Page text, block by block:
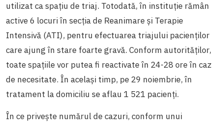
utilizat ca spațiu de triaj. Totodată, în instituție rămân
active 6 locuri în secția de Reanimare și Terapie
Intensivă (ATI), pentru efectuarea triajului pacienților
care ajung în stare foarte gravă. Conform autorităților,
toate spațiile vor putea fi reactivate în 24-28 ore în caz
de necesitate. În același timp, pe 29 noiembrie, în
tratament la domiciliu se aflau 1 521 pacienți.
În ce privește numărul de cazuri, conform unui